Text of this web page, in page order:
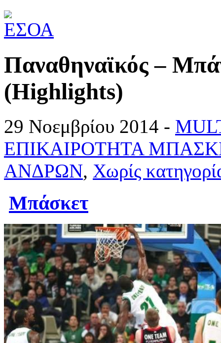
Παναθηναϊκός –
(Highlights)
29 Νοεμβρίου 2014 -
ΕΠΙΚΑΙΡΟΤΗΤΑ
ΑΝΔΡΩΝ, Χωρίς
Μπάσκετ